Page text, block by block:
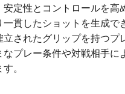
安定性とコントロールを高
一貫したショットを生成で
立されたグリップを持つプ
なプレー条件や対戦相手に
。